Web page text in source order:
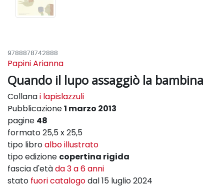
9788878742888
Papini Arianna
Quando il lupo assaggiò la bambina
Collanai lapislazzuli
Pubblicazione1 marzo 2013
pagine 48
formato 25,5 x 25,5
tipo libroalbo illustrato
tipo edizione copertina rigida
fascia d'etàda 3 a 6 anni
stato fuori catalogodal 15 luglio 2024